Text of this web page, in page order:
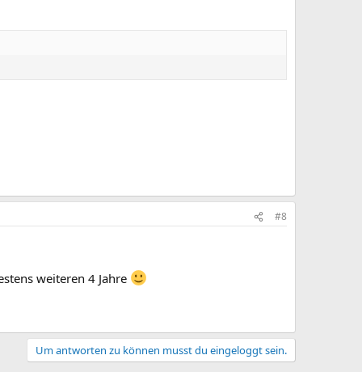
#8
weiteren 4 Jahre
Um antworten zu können musst du eingeloggt sein.